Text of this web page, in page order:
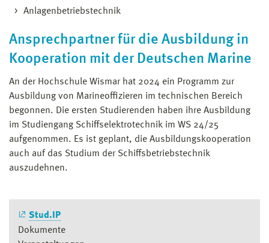
Anlagenbetriebstechnik
Ansprechpartner für die Ausbildung in
Kooperation mit der Deutschen Marine
An der Hochschule Wismar hat 2024 ein Programm zur
Ausbildung von Marineoffizieren im technischen Bereich
begonnen. Die ersten Studierenden haben ihre Ausbildung
im Studiengang Schiffselektrotechnik im WS 24/25
aufgenommen. Es ist geplant, die Ausbildungskooperation
auch auf das Studium der Schiffsbetriebstechnik
auszudehnen.
Stud.IP
Dokumente